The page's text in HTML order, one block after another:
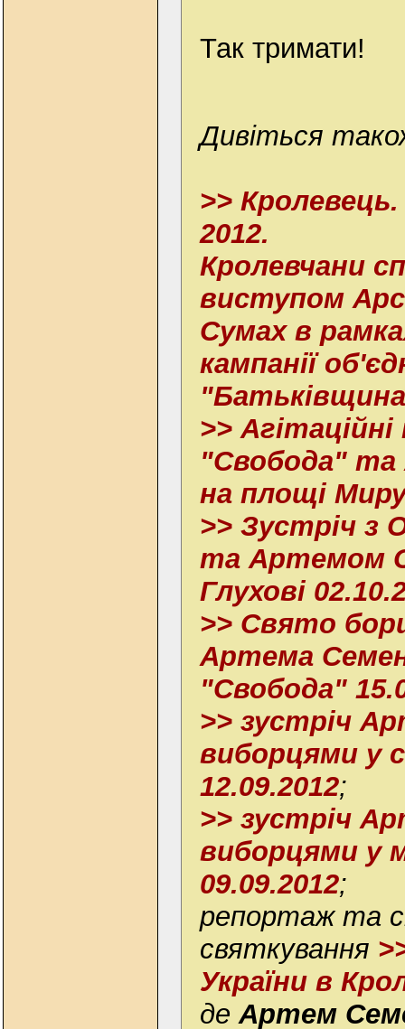
Так тримати!
Дивіться
>>
2012.
Кролевчани
виступом
Сумах в
кампанії
>>
"Свобода" та
на площі
>> Зустріч з
та Артемом
Глухові
>> Свято
Артема
"Свобода"
>> зустріч
виборцями у
12.09.2012;
>> зустріч
виборцями у
09.09.2012;
репортаж та
святкування
України в
деАртем